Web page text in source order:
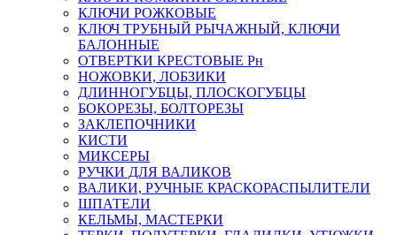
КЛЮЧИ РОЖКОВЫЕ
КЛЮЧ ТРУБНЫЙ РЫЧАЖНЫЙ, КЛЮЧИ
БАЛОННЫЕ
ОТВЕРТКИ КРЕСТОВЫЕ Рн
НОЖОВКИ, ЛОБЗИКИ
ДЛИННОГУБЦЫ, ПЛОСКОГУБЦЫ
БОКОРЕЗЫ, БОЛТОРЕЗЫ
ЗАКЛЕПОЧНИКИ
КИСТИ
МИКСЕРЫ
РУЧКИ ДЛЯ ВАЛИКОВ
ВАЛИКИ, РУЧНЫЕ КРАСКОРАСПЫЛИТЕЛИ
ШПАТЕЛИ
КЕЛЬМЫ, МАСТЕРКИ